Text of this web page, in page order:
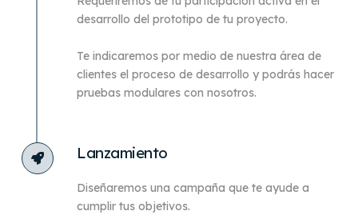
desarrollo del prototipo de tu proyecto.
Te indicaremos por medio de nuestra área de
clientes el proceso de desarrollo y podrás hacer
pruebas modulares con nosotros.
Lanzamiento
Diseñaremos una campaña que te ayude a
cumplir tus objetivos.